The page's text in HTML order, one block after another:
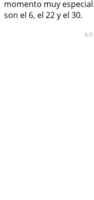
momento muy
son el 6, el 22 y el 30.